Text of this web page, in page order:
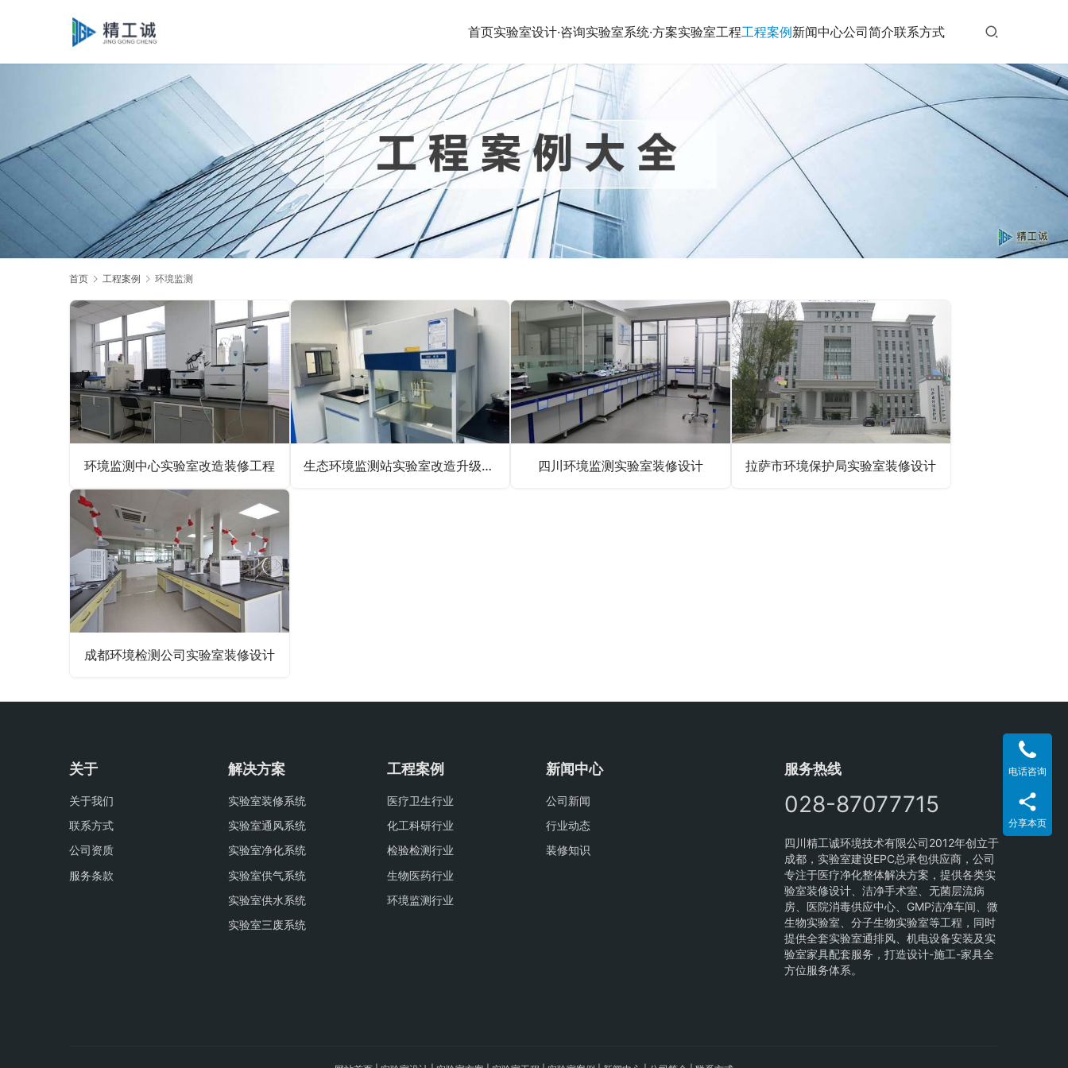
首页实验室设计·咨询实验室系统·方案实验室工程工程案例新闻中心公司简介联系方式
首页 工程案例 环境监测
环境监测中心实验室改造装修工程 生态环境监测站实验室改造升级装修工程 四川环境监测实验室装修设计 拉萨市环境保护局实验室装修设计
成都环境检测公司实验室装修设计
关于
关于我们
联系方式
公司资质
服务条款
解决方案
实验室装修系统
实验室通风系统
实验室净化系统
实验室供气系统
实验室供水系统
实验室三废系统
工程案例
医疗卫生行业
化工科研行业
检验检测行业
生物医药行业
环境监测行业
新闻中心
公司新闻
行业动态
装修知识
服务热线
028-87077715
四川精工诚环境技术有限公司2012年创立于
成都，实验室建设EPC总承包供应商，公司
专注于医疗净化整体解决方案，提供各类实
验室装修设计、洁净手术室、无菌层流病
房、医院消毒供应中心、GMP洁净车间、微
生物实验室、分子生物实验室等工程，同时
提供全套实验室通排风、机电设备安装及实
验室家具配套服务，打造设计-施工-家具全
方位服务体系。
电话咨询
分享本页